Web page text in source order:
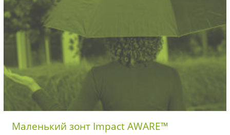
Маленький зонт Impact AWARE™